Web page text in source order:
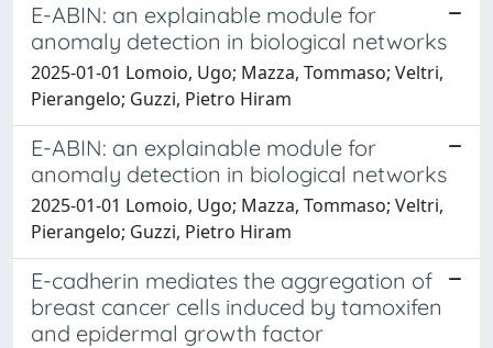
E-ABIN: an explainable module for
anomaly detection in biological networks
2025-01-01 Lomoio, Ugo; Mazza, Tommaso; Veltri,
Pierangelo; Guzzi, Pietro Hiram
E-ABIN: an explainable module for
anomaly detection in biological networks
2025-01-01 Lomoio, Ugo; Mazza, Tommaso; Veltri,
Pierangelo; Guzzi, Pietro Hiram
E-cadherin mediates the aggregation of
breast cancer cells induced by tamoxifen
and epidermal growth factor